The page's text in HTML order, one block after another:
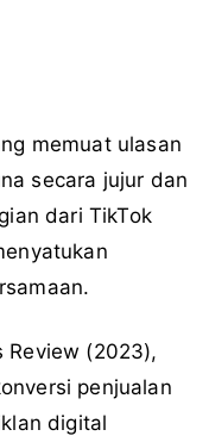
memuat ulasan
secara jujur dan
dari TikTok
Review (2023),
penjualan
digital